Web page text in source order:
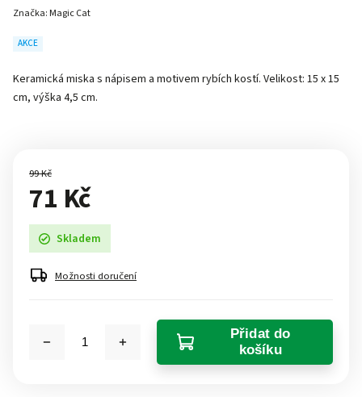
Keramická miska s nápisem a motivem rybích kostí. Velikost: 15 x 15
cm, výška 4,5 cm.
AKCE
Značka: Magic Cat
99 Kč
71 Kč
Skladem
Možnosti doručení
Přidat do
košíku